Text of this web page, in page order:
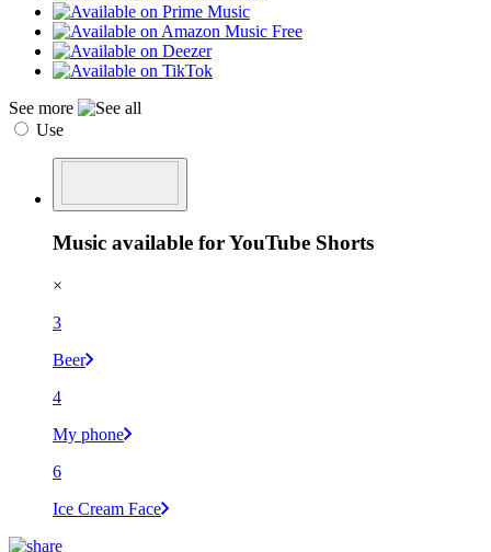
See more
Use
Music available for YouTube Shorts
×
3
Beer
4
My phone
6
Ice Cream Face